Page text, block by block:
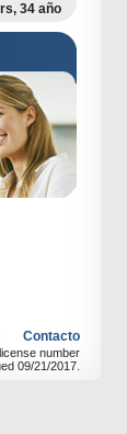
34 año
Contacto
number
09/21/2017.